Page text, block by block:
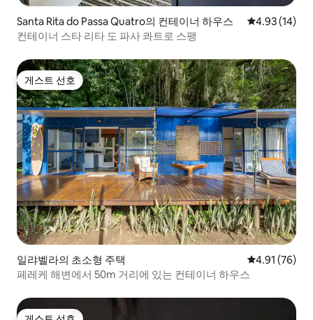
Santa Rita do Passa Quatro의 컨테이너 하우스 평점 4.93점
4.93 (14)
컨테이너 스타 리타 도 파사 콰트로 스팽
게스트 선호
게스트 선호
일랴벨라의 초소형 주택 평점 4.91점
4.91 (76)
페레케 해변에서 50m 거리에 있는 컨테이너 하우스